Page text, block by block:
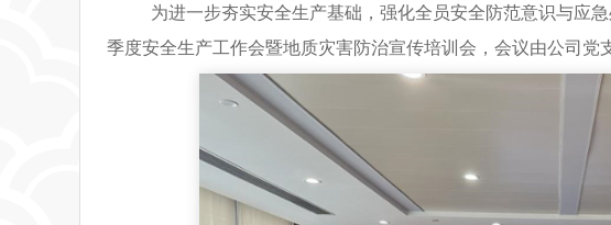
为进一步夯实安全生产基础，强化全员安全防范意识与应急
季度安全生产工作会暨地质灾害防治宣传培训会，会议由公司党